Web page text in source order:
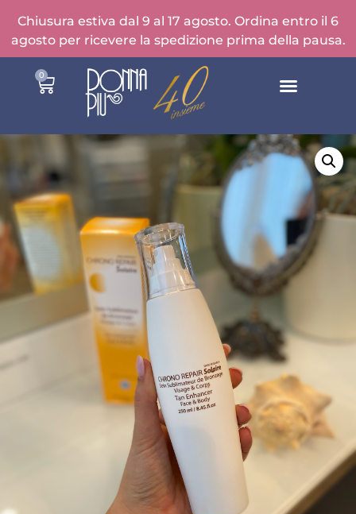
Chiusura estiva dal 9 al 17 agosto. Ordina entro il 6
agosto per ricevere la spedizione prima della pausa.
0